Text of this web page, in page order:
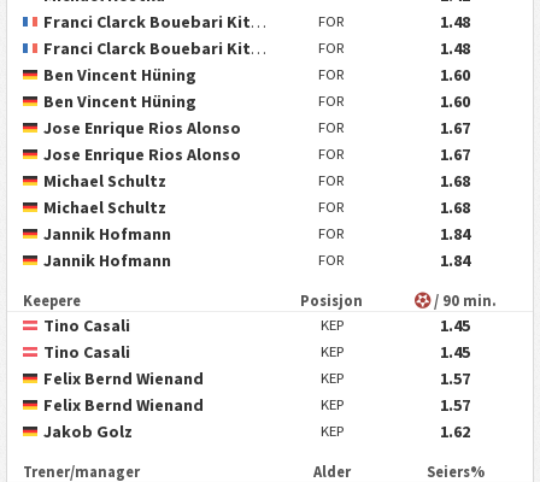
Franci Clarck Bouebari Kitsamoutse
FOR
1.48
Franci Clarck Bouebari Kitsamoutse
FOR
1.48
Ben Vincent Hüning
FOR
1.60
Ben Vincent Hüning
FOR
1.60
Jose Enrique Rios Alonso
FOR
1.67
Jose Enrique Rios Alonso
FOR
1.67
Michael Schultz
FOR
1.68
Michael Schultz
FOR
1.68
Jannik Hofmann
FOR
1.84
Jannik Hofmann
FOR 1.84
Keepere Posisjon / 90 min.
Tino Casali KEP
1.45
Tino Casali
KEP
1.45
Felix Bernd Wienand
KEP
1.57
Felix Bernd Wienand
KEP
1.57
Jakob Golz
KEP 1.62
Trener/manager Alder Seiers%